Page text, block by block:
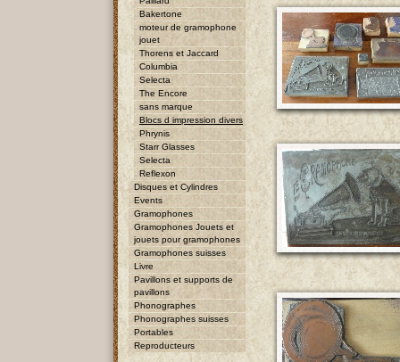
Bakertone
moteur de gramophone
jouet
Thorens et Jaccard
Columbia
Selecta
The Encore
sans marque
Blocs d impression divers
Phrynis
Starr Glasses
Selecta
Reflexon
Disques et Cylindres
Events
Gramophones
Gramophones Jouets et
jouets pour gramophones
Gramophones suisses
Livre
Pavillons et supports de
pavillons
Phonographes
Phonographes suisses
Portables
Reproducteurs